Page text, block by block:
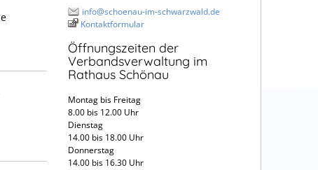
info@schoenau-im-schwarzwald.de
Kontaktformular
Öffnungszeiten der
Verbandsverwaltung im
Rathaus Schönau
Montag bis Freitag
8.00 bis 12.00 Uhr
Dienstag
14.00 bis 18.00 Uhr
Donnerstag
14.00 bis 16.30 Uhr